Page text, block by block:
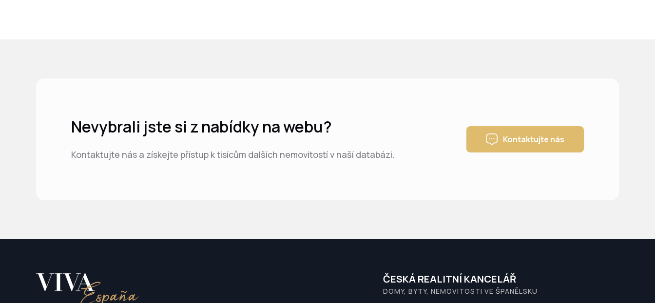
Nevybrali jste si z nabídky na webu?
Kontaktujte nás a získejte přístup k tisícům dalších nemovitostí v naší databázi.
Kontaktujte nás
ČESKÁ REALITNÍ KANCELÁŘ
DOMY, BYTY, NEMOVITOSTI VE ŠPANĚLSKU